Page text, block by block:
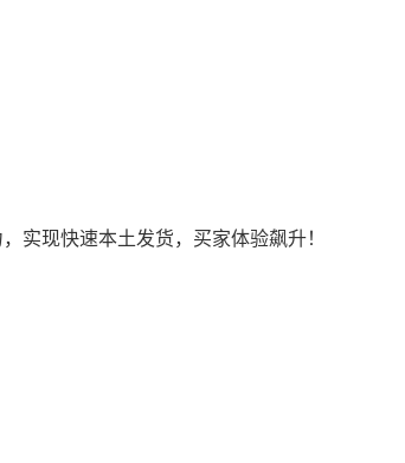
实现快速本土发货，买家体验飙升！